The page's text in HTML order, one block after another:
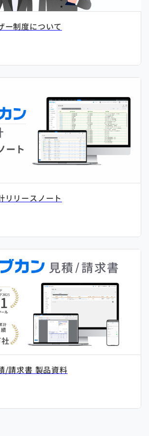
ー制度について
リリースノート
/請求書 製品資料